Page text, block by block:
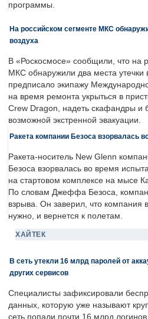
программы.
На российском сегменте МКС
воздуха
В «Роскосмосе» сообщили, что на
МКС обнаружили два места утечки
предписало экипажу
на время ремонта укрыться в
Crew Dragon, надеть скафандры и
возможной экстренной эвакуации.
Ракета компании Безоса взорвалась
Ракета-носитель New Glenn
Безоса взорвалась во время
на стартовом комплексе на мысе
По словам Джеффа Безоса,
взрыва. Он заверил, что компания
нужно, и вернется к полетам.
ХАЙТЕК
В сеть утекли 16 млрд паролей от
других сервисов
Специалисты зафиксировали
данных, которую уже называют
сеть попали почти 16 млрд